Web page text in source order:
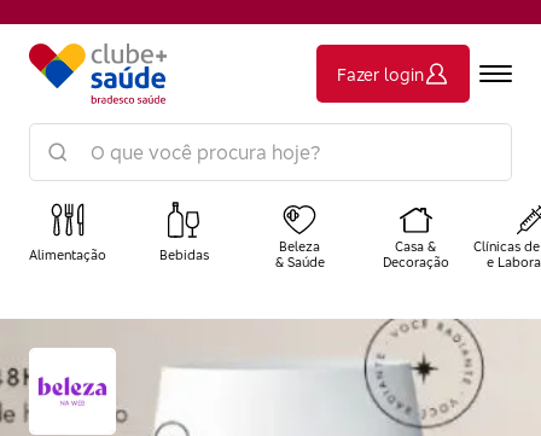
Fazer login
Alimentação Bebidas
Beleza
& Saúde
Casa &
Decoração
Clínicas
e